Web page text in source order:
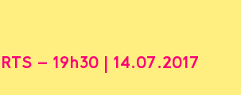
RTS - 19h30 | 14.07.2017